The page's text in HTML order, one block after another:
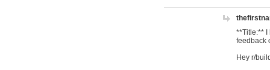
**Title:** I
feedback
Hey r/